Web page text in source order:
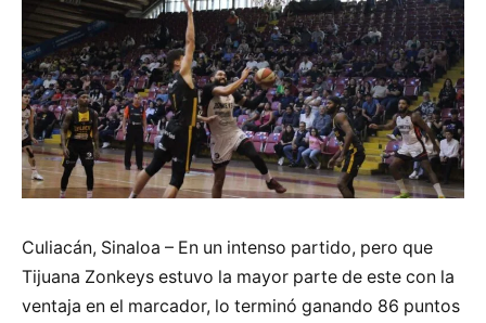
Culiacán, Sinaloa – En un intenso partido, pero que
Tijuana Zonkeys estuvo la mayor parte de este con la
ventaja en el marcador, lo terminó ganando 86 puntos